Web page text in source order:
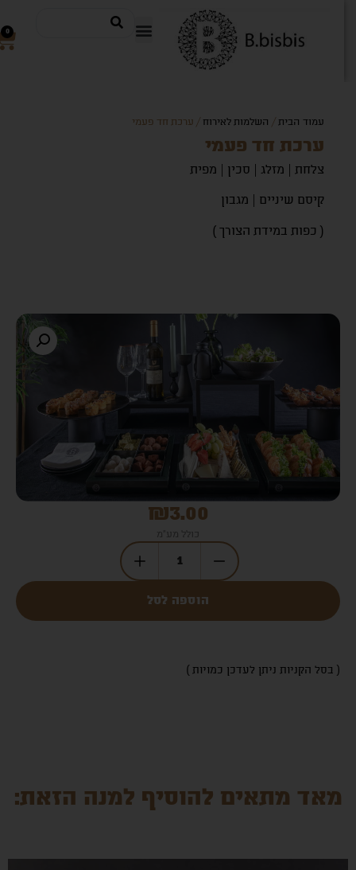
עמוד הבית/השלמות לאירוח/ ערכת חד פעמי
ערכת חד פעמי
צלחת | מזלג | סכין | מפית
קיסם שיניים | מגבון
( כפות במידת הצורך )
₪3.00
כולל מע"מ
הוספה לסל
( בסל הקניות ניתן לעדכן כמויות )
מאד מתאים להוסיף למנה הזאת: